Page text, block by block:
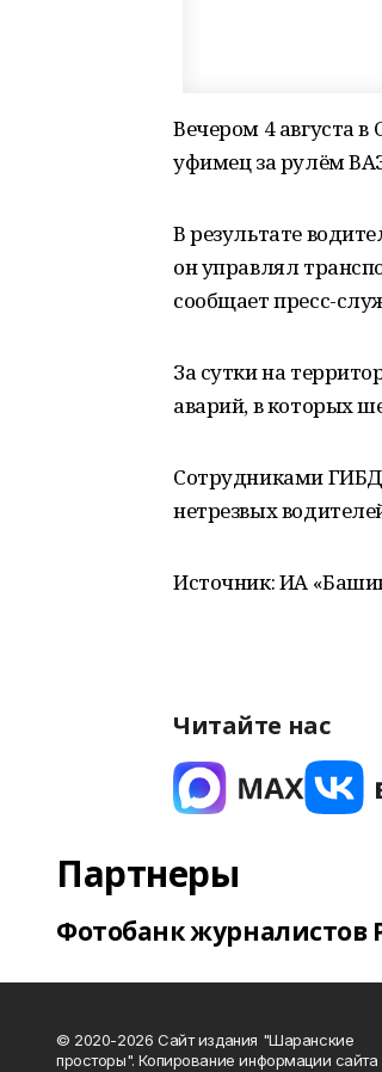
Вечером 4 августа
уфимец за рулём
В результате
он управлял
сообщает пресс-
За сутки на
аварий, в которых
Сотрудниками
нетрезвых
Источник: ИА
Читайте нас
Партнеры
Фотобанк журналистов
© 2020-2026 Сайт издания "Шаранские
просторы". Копирование информации сайта